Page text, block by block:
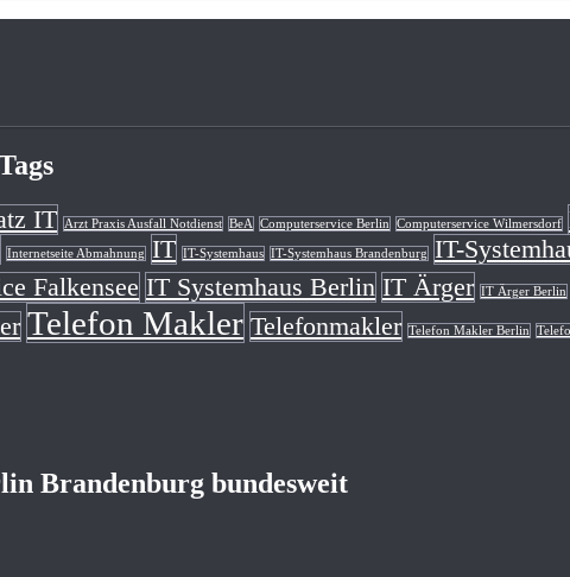
IT Arzt Praxis Ausfall Notdienst BeA Computerservice Berlin Computerservice Wilmersdorf
Internetseite Abmahnung IT IT-Systemhaus IT-Systemhaus Brandenburg IT-
Falkensee IT Systemhaus Berlin IT Ärger IT Ärger Berlin
Telefon Makler Telefonmakler Telefon Makler Berlin
Brandenburg bundesweit